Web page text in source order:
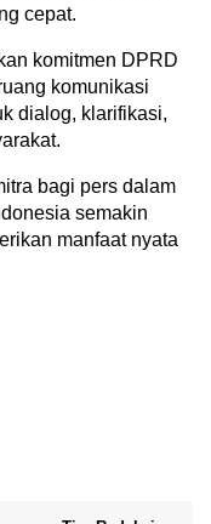
cepat.
komitmen DPRD
komunikasi
dialog, klarifikasi,
bagi pers dalam
semakin
manfaat nyata